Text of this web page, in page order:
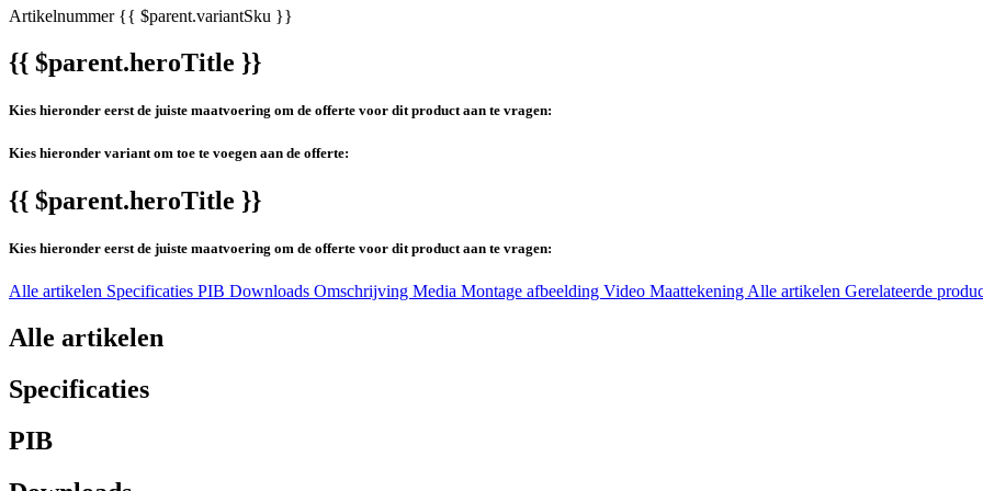
Artikelnummer{{ $parent.variantSku }}
{{ $parent.heroTitle }}
Kies hieronder eerst de juiste maatvoering om de offerte voor dit product aan te vragen:
Kies hieronder variant om toe te voegen aan de offerte:
{{ $parent.heroTitle }}
Kies hieronder eerst de juiste maatvoering om de offerte voor dit product aan te vragen:
Alle artikelen Specificaties PIB Downloads Omschrijving Media Montage afbeelding Video Maattekening Alle artikelen Gerelateerde
Alle artikelen
Specificaties
PIB